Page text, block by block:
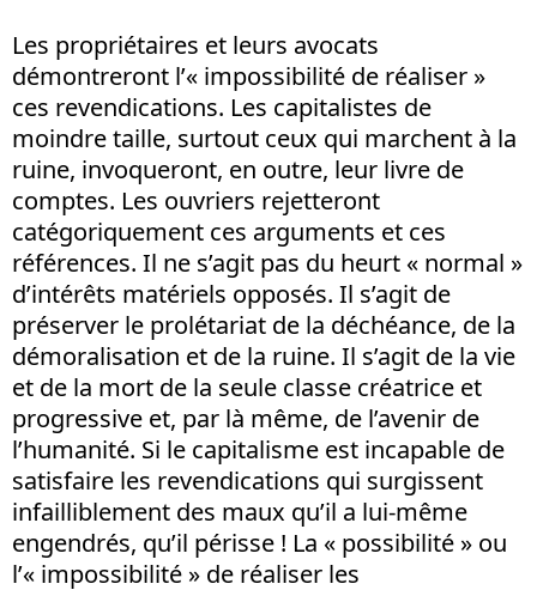
Les propriétaires et leurs avocats
démontreront l’« impossibilité de réaliser »
ces revendications. Les capitalistes de
moindre taille, surtout ceux qui marchent à la
ruine, invoqueront, en outre, leur livre de
comptes. Les ouvriers rejetteront
catégoriquement ces arguments et ces
références. Il ne s’agit pas du heurt « normal »
d’intérêts matériels opposés. Il s’agit de
préserver le prolétariat de la déchéance, de la
démoralisation et de la ruine. Il s’agit de la vie
et de la mort de la seule classe créatrice et
progressive et, par là même, de l’avenir de
l’humanité. Si le capitalisme est incapable de
satisfaire les revendications qui surgissent
infailliblement des maux qu’il a lui-même
engendrés, qu’il périsse ! La « possibilité » ou
l’« impossibilité » de réaliser les